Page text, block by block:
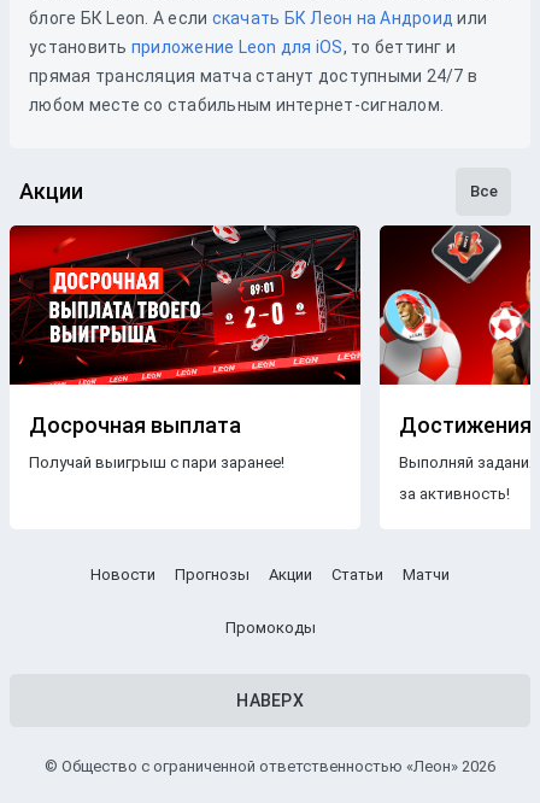
блоге БК Leon. А если скачать БК Леон на Андроид или
установить приложение Leon для iOS, то беттинг и
прямая трансляция матча станут доступными 24/7 в
любом месте со стабильным интернет-сигналом.
Акции Все
Досрочная выплата
Получай выигрыш с пари заранее!
Достижения
Выполняй
за активность!
Новости Прогнозы Акции Статьи Матчи
Промокоды
НАВЕРХ
© Общество с ограниченной ответственностью «Леон» 2026